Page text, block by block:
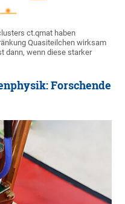
ct.qmat haben
Quasiteilchen wirksam
dann, wenn diese starker
Forschende